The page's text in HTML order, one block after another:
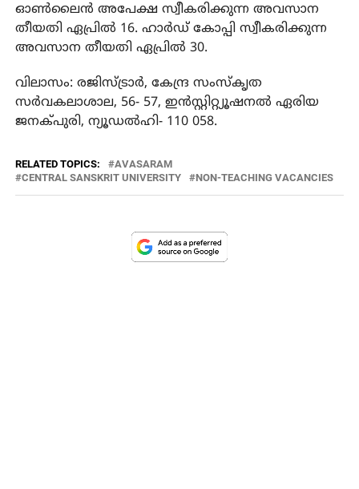
ഓൺലൈൻ അപേക്ഷ സ്വീകരിക്കുന്ന അവസാന
തീയതി ഏപ്രിൽ 16. ഹാർഡ് കോപ്പി സ്വീകരിക്കുന്ന
അവസാന തീയതി ഏപ്രിൽ 30.
വിലാസം: രജിസ്ട്രാർ, കേന്ദ്ര സംസ്‌കൃത
സർവകലാശാല, 56- 57, ഇൻസ്റ്റിറ്റ്യൂഷനൽ ഏരിയ
ജനക്പുരി, ന്യൂഡൽഹി- 110 058.
RELATED TOPICS:
AVASARAM
CENTRAL SANSKRIT UNIVERSITY
NON-TEACHING VACANCIES